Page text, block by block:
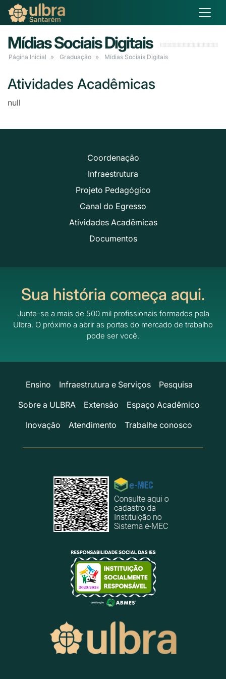
Mídias Sociais Digitais
Página Inicial Graduação Mídias Sociais Digitais
Atividades Acadêmicas
null
Coordenação
Infraestrutura
Projeto Pedagógico
Canal do Egresso
Atividades Acadêmicas
Documentos
Sua história começa aqui.
Junte-se a mais de 500 mil profissionais formados pela
Ulbra. O próximo a abrir as portas do mercado de trabalho
pode ser você.
Ensino Infraestrutura e Serviços
Pesquisa
Sobre a ULBRA
Extensão
Espaço Acadêmico
Inovação
Atendimento Trabalhe conosco